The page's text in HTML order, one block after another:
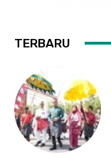
TERBARU